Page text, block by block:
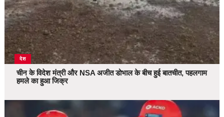
देश
चीन के विदेश मंत्री और NSA अजीत डोभाल के बीच हुई बातचीत, पहलगाम
हमले का हुआ जिक्र